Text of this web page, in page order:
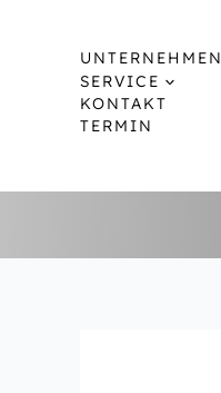
UNTERNEHMEN
SERVICE
KONTAKT
TERMIN